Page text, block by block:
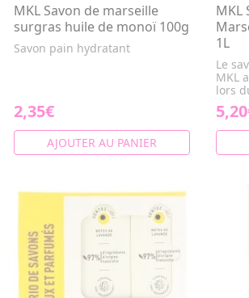
MKL Savon de marseille
surgras huile de monoï 100g
Savon pain hydratant
2,35€
AJOUTER AU PANIER
MKL
1L
Le
MKL
lors